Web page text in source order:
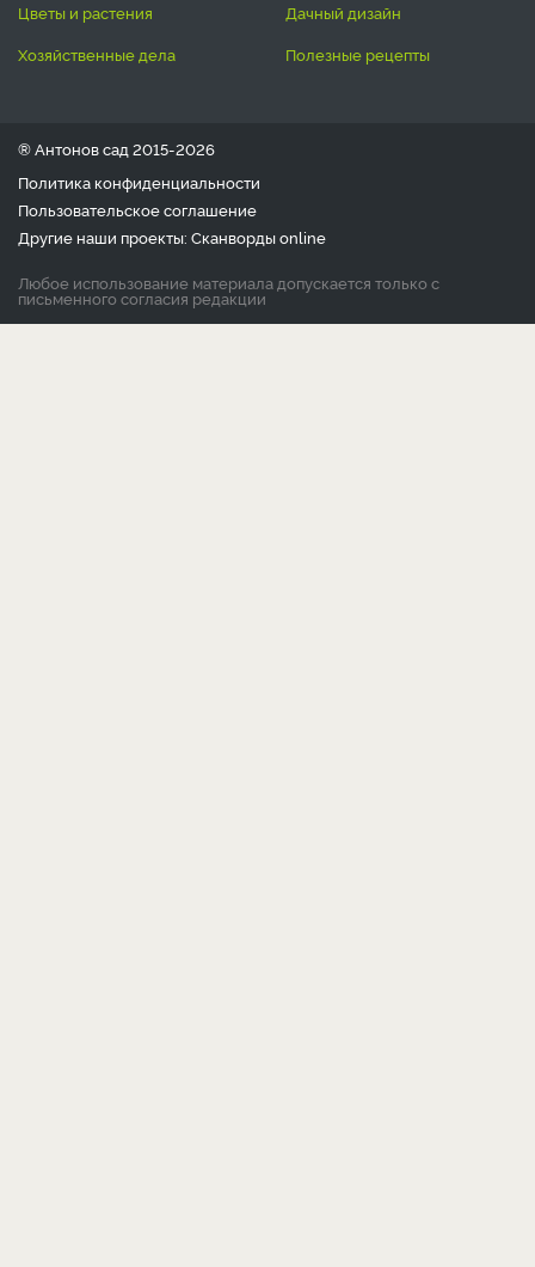
цветы и растения
дачный дизайн
хозяйственные дела
полезные рецепты
® Антонов сад 2015-2026
Политика конфиденциальности
Пользовательское соглашение
Другие наши проекты: Сканвордыonline
Любое использование материала допускается только с
письменного согласия редакции